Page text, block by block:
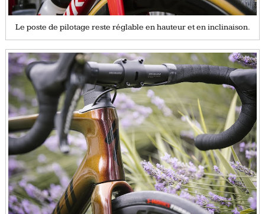
Le poste de pilotage reste réglable en hauteur et en inclinaison.